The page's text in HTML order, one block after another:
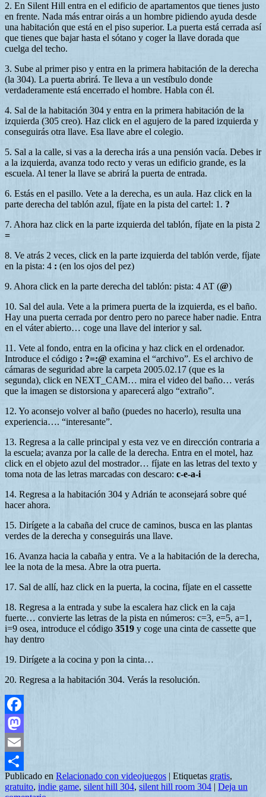
2. En Silent Hill entra en el edificio de apartamentos que tienes justo
en frente. Nada más entrar oirás a un hombre pidiendo ayuda desde
una habitación que está en el piso superior. La puerta está cerrada así
que tienes que bajar hasta el sótano y coger la llave dorada que
cuelga del techo.
3. Sube al primer piso y entra en la primera habitación de la derecha
(la 304). La puerta abrirá. Te lleva a un vestíbulo donde
verdaderamente está encerrado el hombre. Habla con él.
4. Sal de la habitación 304 y entra en la primera habitación de la
izquierda (305 creo). Haz click en el agujero de la pared izquierda y
conseguirás otra llave. Esa llave abre el colegio.
5. Sal a la calle, si vas a la derecha irás a una pensión vacía. Debes ir
a la izquierda, avanza todo recto y veras un edificio grande, es la
escuela. Al tener la llave se abrirá la puerta de entrada.
6. Estás en el pasillo. Vete a la derecha, es un aula. Haz click en la
parte derecha del tablón azul, fíjate en la pista del cartel: 1. ?
7. Ahora haz click en la parte izquierda del tablón, fíjate en la pista 2
=
8. Ve atrás 2 veces, click en la parte izquierda del tablón verde, fíjate
en la pista: 4 : (en los ojos del pez)
9. Ahora click en la parte derecha del tablón: pista: 4 AT (@)
10. Sal del aula. Vete a la primera puerta de la izquierda, es el baño.
Hay una puerta cerrada por dentro pero no parece haber nadie. Entra
en el váter abierto… coge una llave del interior y sal.
11. Vete al fondo, entra en la oficina y haz click en el ordenador.
Introduce el código : ?=:@ examina el “archivo”. Es el archivo de
cámaras de seguridad abre la carpeta 2005.02.17 (que es la
segunda), click en NEXT_CAM… mira el video del baño… verás
que la imagen se distorsiona y aparecerá algo “extraño”.
12. Yo aconsejo volver al baño (puedes no hacerlo), resulta una
experiencia…. “interesante”.
13. Regresa a la calle principal y esta vez ve en dirección contraria a
la escuela; avanza por la calle de la derecha. Entra en el motel, haz
click en el objeto azul del mostrador… fíjate en las letras del texto y
toma nota de las letras marcadas con descaro: c-e-a-i
14. Regresa a la habitación 304 y Adrián te aconsejará sobre qué
hacer ahora.
15. Dirígete a la cabaña del cruce de caminos, busca en las plantas
verdes de la derecha y conseguirás una llave.
16. Avanza hacia la cabaña y entra. Ve a la habitación de la derecha,
lee la nota de la mesa. Abre la otra puerta.
17. Sal de allí, haz click en la puerta, la cocina, fíjate en el cassette
18. Regresa a la entrada y sube la escalera haz click en la caja
fuerte… convierte las letras de la pista en números: c=3, e=5, a=1,
i=9 osea, introduce el código 3519 y coge una cinta de cassette que
hay dentro
19. Dirígete a la cocina y pon la cinta…
20. Regresa a la habitación 304. Verás la resolución.
Facebook
Mastodon
Email
Compartir
Publicado en Relacionado con videojuegos | Etiquetas gratis,
gratuito, indie game, silent hill 304, silent hill room 304 | Deja un